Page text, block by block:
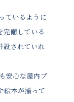
ているように
完備している
設されていれ
安心な屋内プ
絵本が揃って